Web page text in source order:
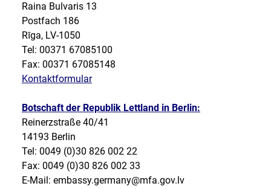
Raina Bulvaris 13
Postfach 186
Rīga, LV-1050
Tel: 00371 67085100
Fax: 00371 67085148
Kontaktformular
Botschaft der Republik Lettland in Berlin:
Reinerzstraße 40/41
14193 Berlin
Tel: 0049 (0)30 826 002 22
Fax: 0049 (0)30 826 002 33
E-Mail: embassy.germany@mfa.gov.lv